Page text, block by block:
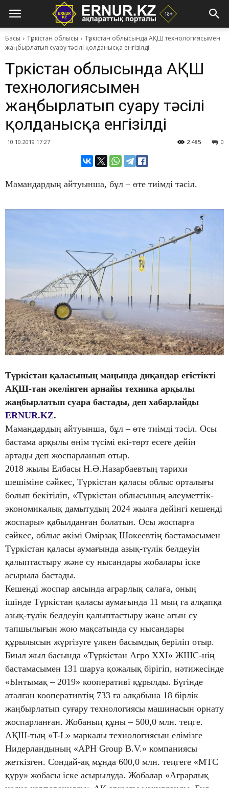
Басы Түркістан облысы
Түркістан облысында АҚШ технологиясымен
жаңбырлатып суару тәсілі қолданысқа енгізілді
Түркістан облысында АҚШ
технологиясымен
жаңбырлатып суару тәсілі
қолданысқа енгізілді
10.10.2019 17:27 0
2 485
Мамандардың айтуынша, бұл – өте тиімді тәсіл.
Түркістан қаласының маңында диқандар егістікті
АҚШ-тан әкелінген арнайы техника арқылы
жаңбырлатып суара бастады, деп хабарлайды
ERNUR.KZ.
Мамандардың айтуынша, бұл – өте тиімді тәсіл. Осы
бастама арқылы өнім түсімі екі-төрт есеге дейін
артады деп жоспарланып отыр.
2018 жылы Елбасы Н.Ә.Назарбаевтың тарихи
шешіміне сәйкес, Түркістан қаласы облыс орталығы
болып бекітіліп, «Түркістан облысының әлеуметтік-
экономикалық дамытудың 2024 жылға дейінгі кешенді
жоспары» қабылданған болатын. Осы жоспарға
сәйкес, облыс әкімі Өмірзақ Шөкеевтің бастамасымен
Түркістан қаласы аумағында азық-түлік белдеуін
қалыптастыру және су нысандары жобалары іске
асырыла бастады.
Кешенді жоспар аясында аграрлық салаға, оның
ішінде Түркістан қаласы аумағында 11 мың га алқапқа
азық-түлік белдеуін қалыптастыру және ағын су
тапшылығын жою мақсатында су нысандары
құрылысын жүргізуге үлкен басымдық беріліп отыр.
Биыл жыл басында «Түркістан Агро ХХI» ЖШС-нің
бастамасымен 131 шаруа қожалық бірігіп, нәтижесінде
«Ынтымақ – 2019» кооперативі құрылды. Бүгінде
аталған кооперативтің 733 га алқабына 18 бірлік
жаңбырлатып суғару технологиясы машинасын орнату
жоспарланған. Жобаның құны – 500,0 млн. теңге.
АҚШ-тың «T-L» маркалы технологиясын елімізге
Нидерландының «APH Group B.V.» компаниясы
жеткізген. Сондай-ақ мұнда 600,0 млн. теңгеге «МТС
құру» жобасы іске асырылуда. Жобалар «Аграрлық